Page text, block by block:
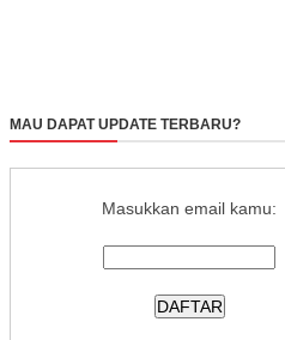
MAU DAPAT UPDATE TERBARU?
Masukkan email kamu: